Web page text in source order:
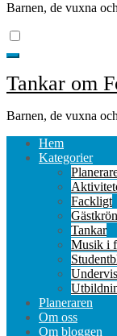
Barnen, de vuxna
Tankar om
Barnen, de vuxna
Hem
Kategorier
Fackligt
Tankar
Musik i
Planeraren
Om oss
Om bloggen